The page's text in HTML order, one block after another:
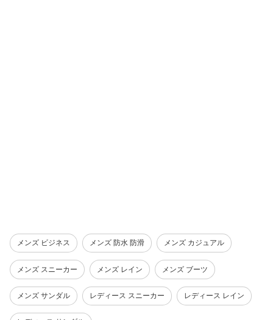
メンズ ビジネス メンズ 防水 防滑 メンズ カジュアル
メンズ スニーカー メンズ レイン メンズ ブーツ
メンズ サンダル レディース スニーカー レディース レイン